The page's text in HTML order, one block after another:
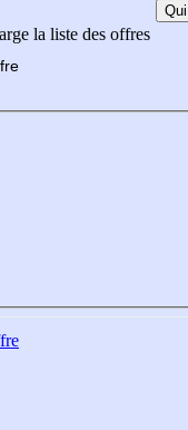
la liste des offres